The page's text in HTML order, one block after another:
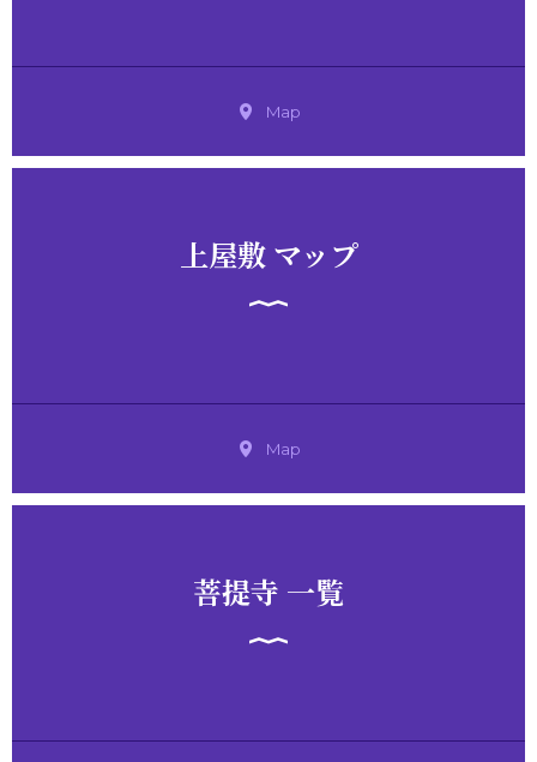
Map
上屋敷 マップ
Map
菩提寺 一覧